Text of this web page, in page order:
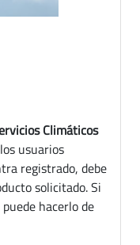
Climáticos
usuarios
registrado, debe
solicitado. Si
hacerlo de